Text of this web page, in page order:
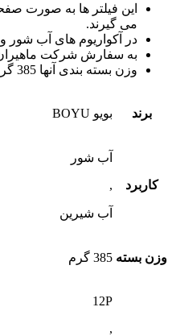
این فیلتر ها به صورت
می گیرند.
در آکواریوم های آب شور
به سفارش شرکت
وزن بسته بندی آنها 385 گرم است.
برند بویو BOYU
کاربرد
آب شور
,
آب شیرین
وزن بسته 385 گرم
12P
,